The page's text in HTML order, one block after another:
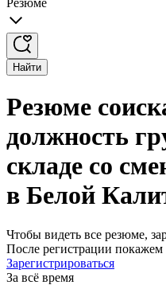
Резюме
Найти
Резюме
должность
складе со
в Белой
Чтобы видеть все резюме,
После регистрации
Зарегистрироваться
За всё время